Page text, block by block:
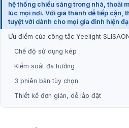
hệ thống chiếu sáng trong nhà, thoải
lúc mọi nơi. Với giá thành dễ tiếp cận,
tuyệt vời dành cho mọi gia đình hiện
Ưu điểm của công tắc Yeelight
Chế độ sử dụng kép
Kiểm soát đa hướng
3 phiên bản tùy chọn
Thiết kế đơn giản, dễ lắp đặt